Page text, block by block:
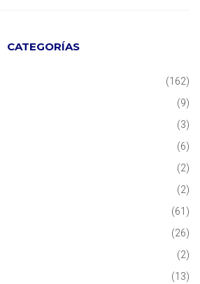
CATEGORÍAS
(162)
(9)
(3)
(6)
(2)
(2)
(61)
(26)
(2)
(13)